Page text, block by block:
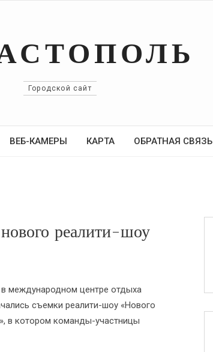
Городской сайт
ВЕБ-КАМЕРЫ КАРТА ОБРАТНАЯ СВЯЗЬ
реалити-шоу
международном центре отдыха
съемки реалити-шоу «Нового
в котором команды-участницы